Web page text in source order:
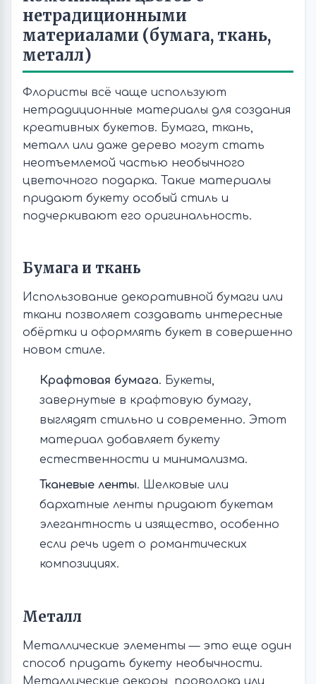
нетрадиционными
материалами (бумага, ткань,
металл)
Флористы всё чаще используют
нетрадиционные материалы для создания
креативных букетов. Бумага, ткань,
металл или даже дерево могут стать
неотъемлемой частью необычного
цветочного подарка. Такие материалы
придают букету особый стиль и
подчеркивают его оригинальность.
Бумага и ткань
Использование декоративной бумаги или
ткани позволяет создавать интересные
обёртки и оформлять букет в совершенно
новом стиле.
Крафтовая бумага. Букеты,
завернутые в крафтовую бумагу,
выглядят стильно и современно. Этот
материал добавляет букету
естественности и минимализма.
Тканевые ленты. Шелковые или
бархатные ленты придают букетам
элегантность и изящество, особенно
если речь идет о романтических
композициях.
Металл
Металлические элементы — это еще один
способ придать букету необычности.
Металлические декоры, проволока или